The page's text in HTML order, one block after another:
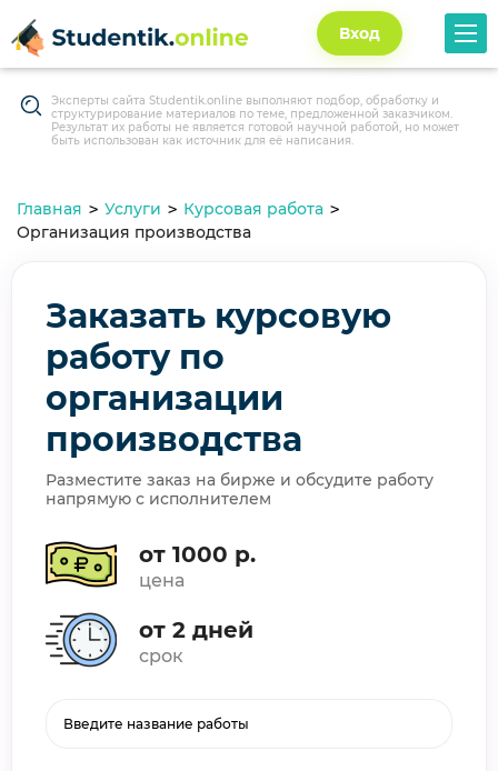
Вход
Эксперты сайта Studentik.online выполняют подбор, обработку и
структурирование материалов по теме, предложенной заказчиком.
Результат их работы не является готовой научной работой, но может
быть использован как источник для её написания.
Главная Услуги
Курсовая работа
Организация производства
Заказать курсовую
работу по
организации
производства
Разместите заказ на бирже и обсудите работу
напрямую с исполнителем
от 1000 р.
цена
от 2 дней
срок